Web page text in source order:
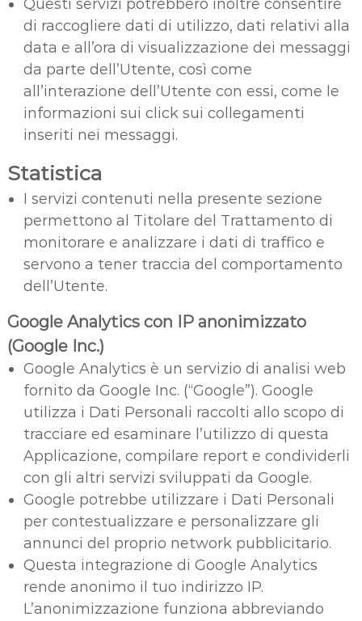
Questi servizi potrebbero inoltre consentire
di raccogliere dati di utilizzo, dati relativi alla
data e all’ora di visualizzazione dei messaggi
da parte dell’Utente, così come
all’interazione dell’Utente con essi, come le
informazioni sui click sui collegamenti
inseriti nei messaggi.
Statistica
I servizi contenuti nella presente sezione
permettono al Titolare del Trattamento di
monitorare e analizzare i dati di traffico e
servono a tener traccia del comportamento
dell’Utente.
Google Analytics con IP anonimizzato
(Google Inc.)
Google Analytics è un servizio di analisi web
fornito da Google Inc. (“Google”). Google
utilizza i Dati Personali raccolti allo scopo di
tracciare ed esaminare l’utilizzo di questa
Applicazione, compilare report e condividerli
con gli altri servizi sviluppati da Google.
Google potrebbe utilizzare i Dati Personali
per contestualizzare e personalizzare gli
annunci del proprio network pubblicitario.
Questa integrazione di Google Analytics
rende anonimo il tuo indirizzo IP.
L’anonimizzazione funziona abbreviando